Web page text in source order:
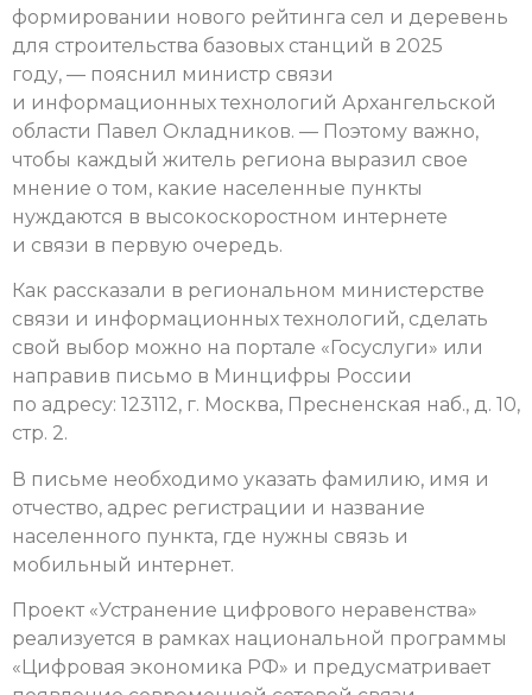
формировании нового рейтинга сел и деревень
для строительства базовых станций в 2025
году, — пояснил министр связи
и информационных технологий Архангельской
области Павел Окладников. — Поэтому важно,
чтобы каждый житель региона выразил свое
мнение о том, какие населенные пункты
нуждаются в высокоскоростном интернете
и связи в первую очередь.
Как рассказали в региональном министерстве
связи и информационных технологий, сделать
свой выбор можно на портале «Госуслуги» или
направив письмо в Минцифры России
по адресу: 123112, г. Москва, Пресненская наб., д. 10,
стр. 2.
В письме необходимо указать фамилию, имя и
отчество, адрес регистрации и название
населенного пункта, где нужны связь и
мобильный интернет.
Проект «Устранение цифрового неравенства»
реализуется в рамках национальной программы
«Цифровая экономика РФ» и предусматривает